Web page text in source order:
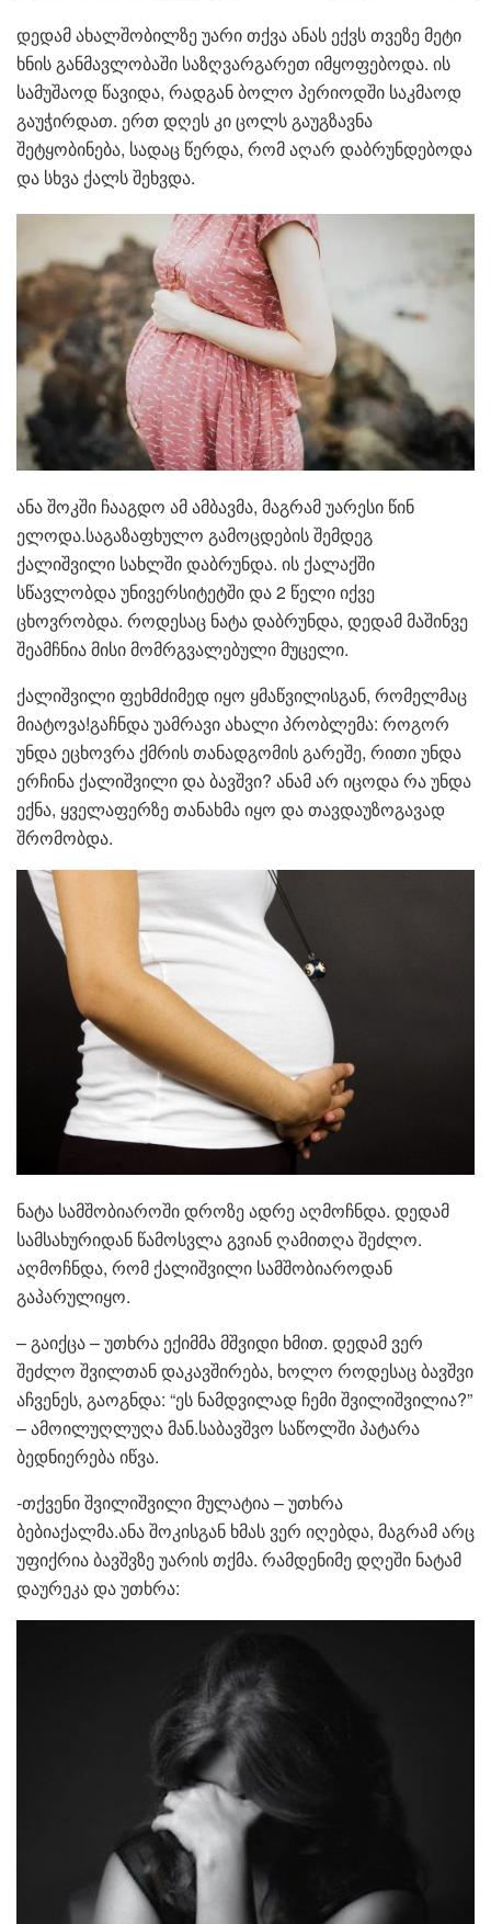
დედამ ახალშობილზე უარი თქვა ანას ექვს თვეზე მეტი
ხნის განმავლობაში საზღვარგარეთ იმყოფებოდა. ის
სამუშაოდ წავიდა, რადგან ბოლო პერიოდში საკმაოდ
გაუჭირდათ. ერთ დღეს კი ცოლს გაუგზავნა
შეტყობინება, სადაც წერდა, რომ აღარ დაბრუნდებოდა
და სხვა ქალს შეხვდა.
ანა შოკში ჩააგდო ამ ამბავმა, მაგრამ უარესი წინ
ელოდა.საგაზაფხულო გამოცდების შემდეგ
ქალიშვილი სახლში დაბრუნდა. ის ქალაქში
სწავლობდა უნივერსიტეტში და 2 წელი იქვე
ცხოვრობდა. როდესაც ნატა დაბრუნდა, დედამ მაშინვე
შეამჩნია მისი მომრგვალებული მუცელი.
ქალიშვილი ფეხმძიმედ იყო ყმაწვილისგან, რომელმაც
მიატოვა!გაჩნდა უამრავი ახალი პრობლემა: როგორ
უნდა ეცხოვრა ქმრის თანადგომის გარეშე, რითი უნდა
ერჩინა ქალიშვილი და ბავშვი? ანამ არ იცოდა რა უნდა
ექნა, ყველაფერზე თანახმა იყო და თავდაუზოგავად
შრომობდა.
ნატა სამშობიაროში დროზე ადრე აღმოჩნდა. დედამ
სამსახურიდან წამოსვლა გვიან ღამითღა შეძლო.
აღმოჩნდა, რომ ქალიშვილი სამშობიაროდან
გაპარულიყო.
– გაიქცა – უთხრა ექიმმა მშვიდი ხმით. დედამ ვერ
შეძლო შვილთან დაკავშირება, ხოლო როდესაც ბავშვი
აჩვენეს, გაოგნდა: “ეს ნამდვილად ჩემი შვილიშვილია?”
– ამოილუღლუღა მან.საბავშვო საწოლში პატარა
ბედნიერება იწვა.
-თქვენი შვილიშვილი მულატია – უთხრა
ბებიაქალმა.ანა შოკისგან ხმას ვერ იღებდა, მაგრამ არც
უფიქრია ბავშვზე უარის თქმა. რამდენიმე დღეში ნატამ
დაურეკა და უთხრა: